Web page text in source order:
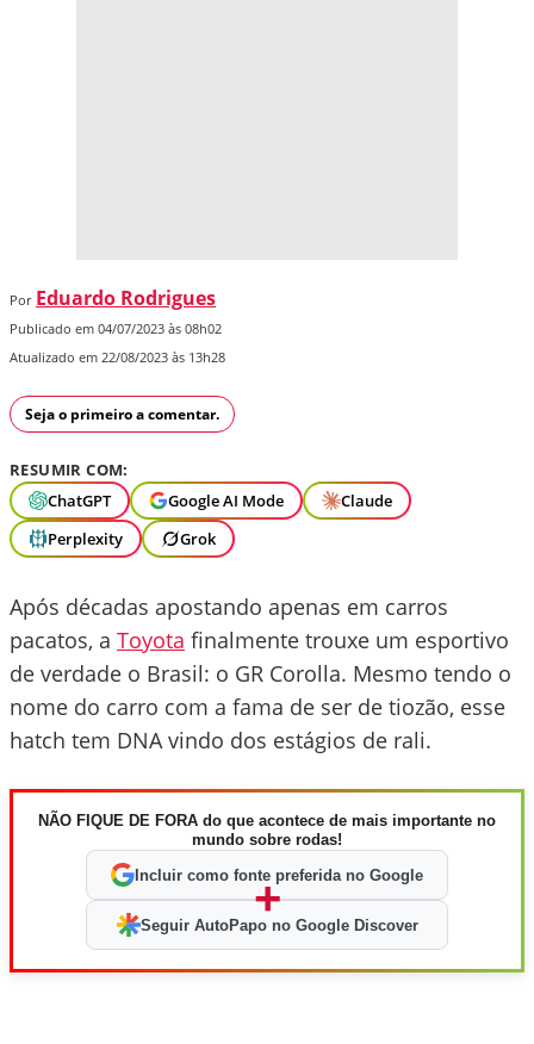
Por Eduardo Rodrigues
Publicado em 04/07/2023 às 08h02
Atualizado em 22/08/2023 às 13h28
Seja o primeiro a comentar.
RESUMIR COM:
ChatGPT
Google AI Mode
Claude
Perplexity
Grok
Após décadas apostando apenas em carros
pacatos, a Toyota finalmente trouxe um esportivo
de verdade o Brasil: o GR Corolla. Mesmo tendo o
nome do carro com a fama de ser de tiozão, esse
hatch tem DNA vindo dos estágios de rali.
NÃO FIQUE DE FORA do que acontece de mais importante no
mundo sobre rodas!
Incluir como fonte preferida no Google
+
Seguir AutoPapo no Google Discover